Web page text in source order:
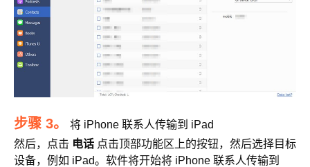
步骤 3。
将 iPhone 联系人传输到 iPad
然后，点击 电话 点击顶部功能区上的按钮，然后选择目标
设备，例如 iPad。软件将开始将 iPhone 联系人传输到